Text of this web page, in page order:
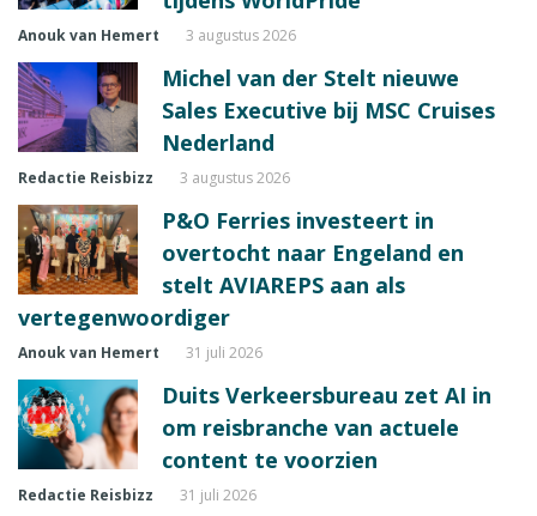
Anouk van Hemert 3 augustus 2026
Michel van der Stelt nieuwe
Sales Executive bij MSC Cruises
Nederland
Redactie Reisbizz 3 augustus 2026
P&O Ferries investeert in
overtocht naar Engeland en
stelt AVIAREPS aan als
vertegenwoordiger
Anouk van Hemert 31 juli 2026
Duits Verkeersbureau zet AI in
om reisbranche van actuele
content te voorzien
Redactie Reisbizz 31 juli 2026